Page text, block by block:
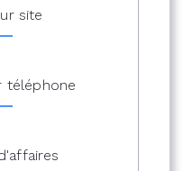
site
téléphone